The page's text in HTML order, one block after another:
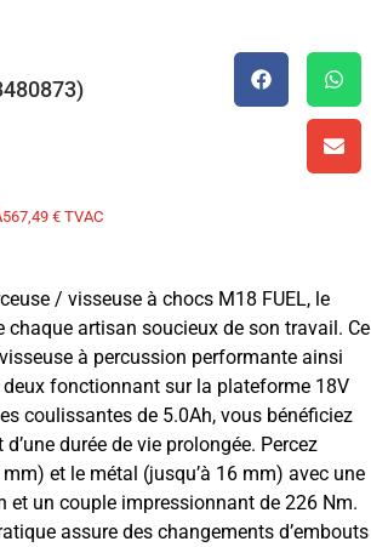
567,49 € TVAC
/ visseuse à chocs M18 FUEL, le
chaque artisan soucieux de son travail. Ce
à percussion performante ainsi
deux fonctionnant sur la plateforme 18V
coulissantes de 5.0Ah, vous bénéficiez
durée de vie prolongée. Percez
et le métal (jusqu’à 16 mm) avec une
et un couple impressionnant de 226 Nm.
assure des changements d’embouts